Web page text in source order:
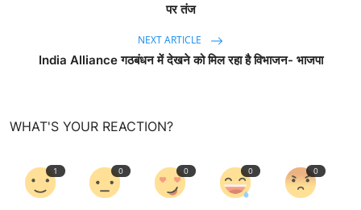
पर तंज
NEXT ARTICLE
India Alliance गठबंधन में देखने को मिल रहा है विभाजन- भाजपा
WHAT'S YOUR REACTION?
1 0 0 0 0